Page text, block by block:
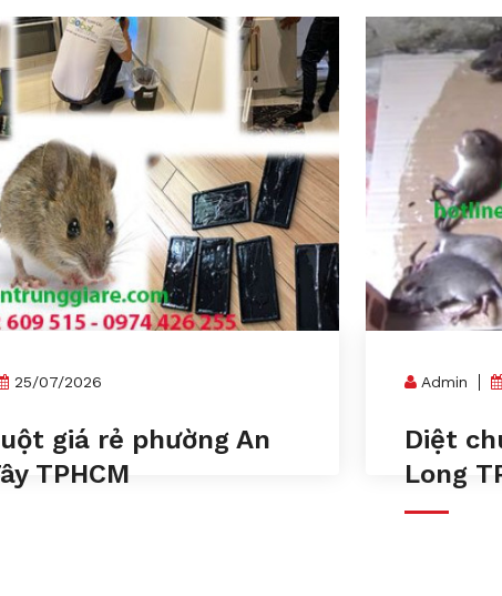
25/07/2026
giá rẻ phường An
TPHCM
Admin
Diệt
Long